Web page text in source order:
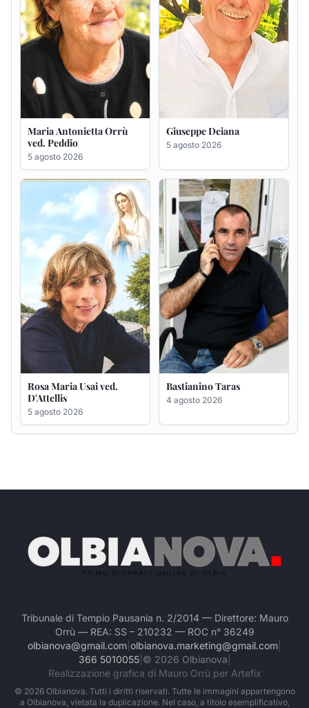
Rosa Maria Usai ved.
D'Attellis
5 agosto 2026
Bastianino Taras
4 agosto 2026
Tribunale di Tempio Pausania n. 2/2014 — Direttore: Mauro
Orrù — REA: SS – 210232 — ROC n° 36249
olbianova@gmail.com olbianova.marketing@gmail.com
366 5010055| © 2026 Olbianova
Realizzazione grafica di Mauro Orrù per Artefix
© 2026Olbianova. Tutti i diritti riservati. Tutte le immagini appartengono
a Olbianova, vietata la duplicazione. Nel caso, a titolo esemplificativo,